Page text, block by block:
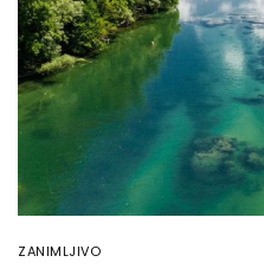
ZANIMLJIVO